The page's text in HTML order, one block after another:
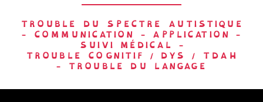
TROUBLE DU SPECTRE AUTISTIQUE
-
COMMUNICATION - APPLICATION
-
SUIVI MÉDICAL
-
TROUBLE COGNITIF / DYS / TDAH
- TROUBLE DU LANGAGE